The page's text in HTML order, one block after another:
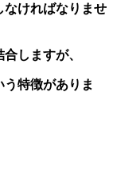
なければなりませ
合しますが、
う特徴がありま